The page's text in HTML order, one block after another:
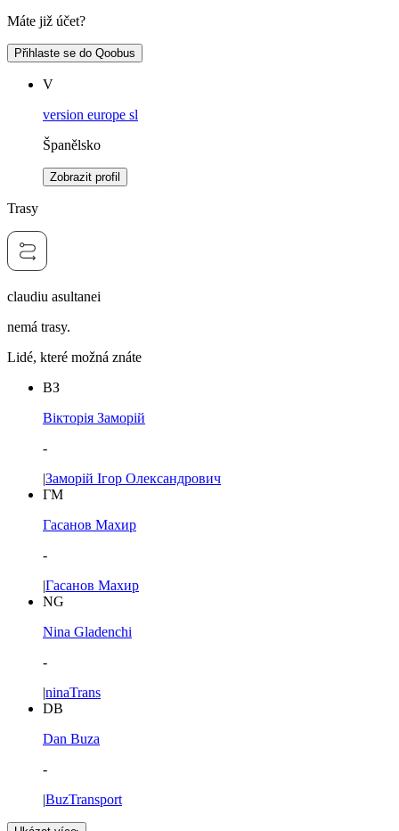
Máte již účet?
Přihlaste se do Qoobus
V
version europe sl
Španělsko
Zobrazit profil
Trasy
claudiu asultanei
nemá trasy.
Lidé, které možná znáte
ВЗ
Вікторія Заморій
-
|Заморій Ігор Олександрович
ГМ
Гасанов Махир
-
|Гасанов Махир
NG
Nina Gladenchi
-
|ninaTrans
DB
Dan Buza
-
|BuzTransport